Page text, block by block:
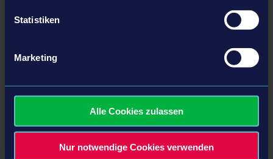
Statistiken
Marketing
Alle Cookies zulassen
Nur notwendige Cookies verwenden